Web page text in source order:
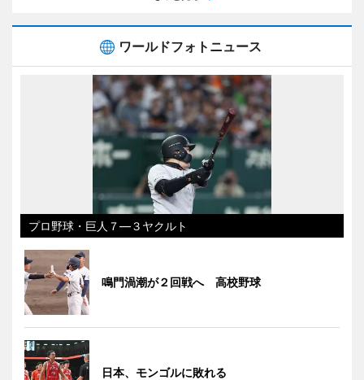
ワールドフォトニュース
プロ野球・巨人７―３ヤクルト
鳴門渦潮が２回戦へ 高校野球
日本、モンゴルに敗れる